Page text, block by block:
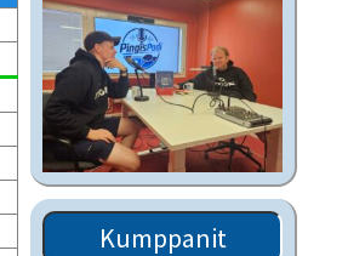
Kumppanit